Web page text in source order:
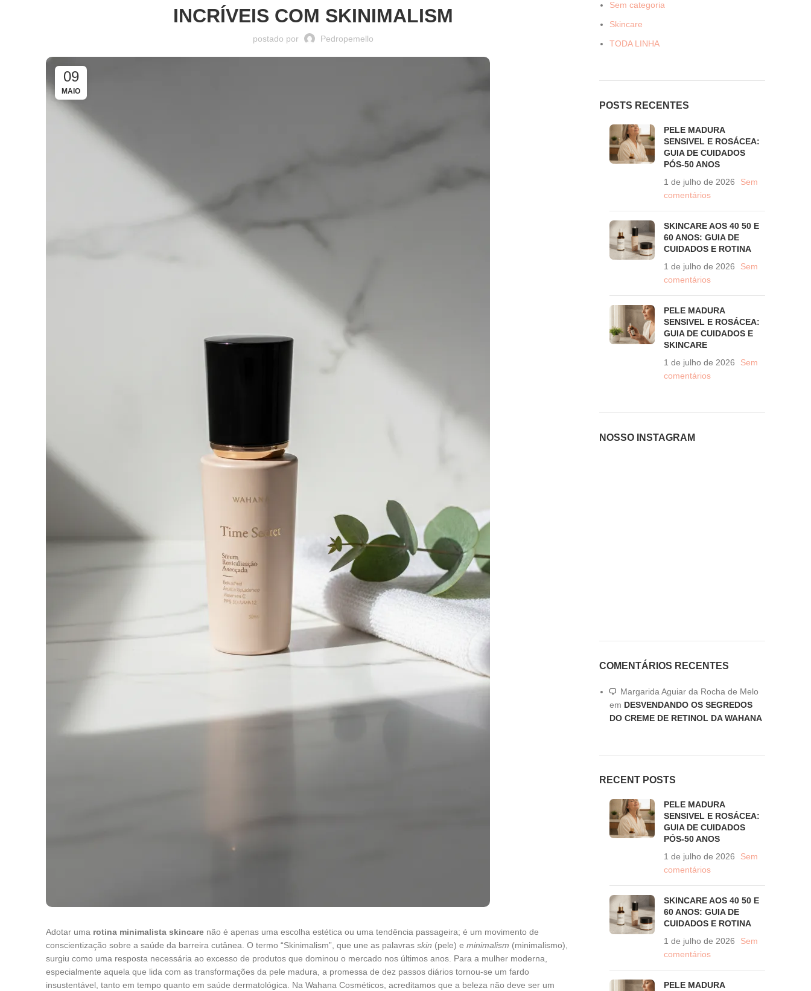
INCRÍVEIS COM SKINIMALISM
postado por Pedropemello
09
MAIO
Adotar uma rotina minimalista skincare não é apenas uma escolha estética ou uma tendência passageira; é um movimento de
conscientização sobre a saúde da barreira cutânea. O termo “Skinimalism”, que une as palavras skin (pele) e minimalism (minimalismo),
surgiu como uma resposta necessária ao excesso de produtos que dominou o mercado nos últimos anos. Para a mulher moderna,
especialmente aquela que lida com as transformações da pele madura, a promessa de dez passos diários tornou-se um fardo
insustentável, tanto em tempo quanto em saúde dermatológica. Na Wahana Cosméticos, acreditamos que a beleza não deve ser um
Sem categoria
Skincare
TODA LINHA
POSTS RECENTES
PELE MADURA
SENSIVEL E ROSÁCEA:
GUIA DE CUIDADOS
PÓS-50 ANOS
1 de julho de 2026
Sem
comentários
SKINCARE AOS 40 50 E
60 ANOS: GUIA DE
CUIDADOS E ROTINA
1 de julho de 2026
Sem
comentários
PELE MADURA
SENSIVEL E ROSÁCEA:
GUIA DE CUIDADOS E
SKINCARE
1 de julho de 2026
Sem
comentários
NOSSO INSTAGRAM
COMENTÁRIOS RECENTES
Margarida Aguiar da Rocha de Melo
em DESVENDANDO OS SEGREDOS
DO CREME DE RETINOL DA WAHANA
RECENT POSTS
PELE MADURA
SENSIVEL E ROSÁCEA:
GUIA DE CUIDADOS
PÓS-50 ANOS
1 de julho de 2026
Sem
comentários
SKINCARE AOS 40 50 E
60 ANOS: GUIA DE
CUIDADOS E ROTINA
1 de julho de 2026
Sem
comentários
PELE MADURA